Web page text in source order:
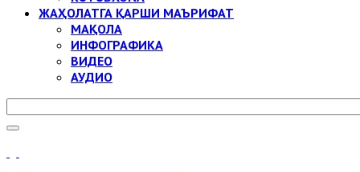
ЖАҲОЛАТГА ҚАРШИ МАЪРИФАТ
МАҚОЛА
ИНФОГРАФИКА
ВИДЕО
АУДИО